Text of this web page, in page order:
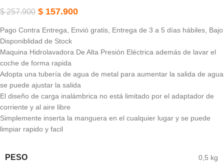
$257.900 $ 157.900
Pago Contra Entrega, Envió gratis, Entrega de 3 a 5 días hábiles, Bajo
Disponiblidad de Stock
Maquina Hidrolavadora De Alta Presión Eléctrica además de lavar el
coche de forma rapida
Adopta una tubería de agua de metal para aumentar la salida de agua
se puede ajustar la salida
El diseño de carga inalámbrica no está limitado por el adaptador de
corriente y al aire libre
Simplemente inserta la manguera en el cualquier lugar y se puede
limpiar rapido y facil
PESO 0,5 kg